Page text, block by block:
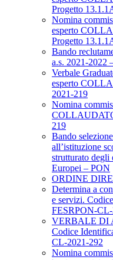
Progetto
Nomina
esperto
Progetto
Bando
a.s. 2021-2022
Verbale
esperto
2021-219
Nomina
219
Bando
all’istituzione
strutturato
Europei – PON
ORDINE
Determina a
e servizi.
FESRPON-
VERBALE DI
Codice
CL-2021-292
Nomina